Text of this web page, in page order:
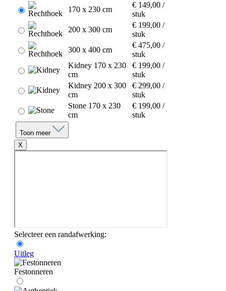
170 x 230 cm
€ 149,00 /
stuk
200 x 300 cm
€ 199,00 /
stuk
300 x 400 cm
€ 475,00 /
stuk
Kidney 170 x 230
cm
€ 199,00 /
stuk
Kidney 200 x 300
cm
€ 299,00 /
stuk
Stone 170 x 230
cm
€ 199,00 /
stuk
Toon meer
X
Selecteer een randafwerking:
Uitleg
Festonneren